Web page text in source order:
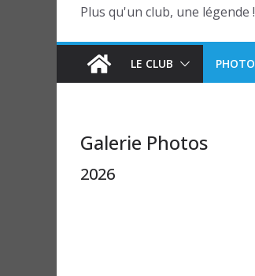
Plus qu'un club, une légende !
LE CLUB
Galerie Photos
2026